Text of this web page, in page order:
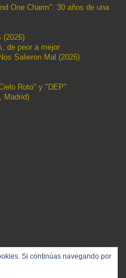
One Charm": 30 años de una
(2026)
de peor a mejor
Salieron Mal (2026)
Roto" y "DEP"
Madrid)
Si continúas navegando por